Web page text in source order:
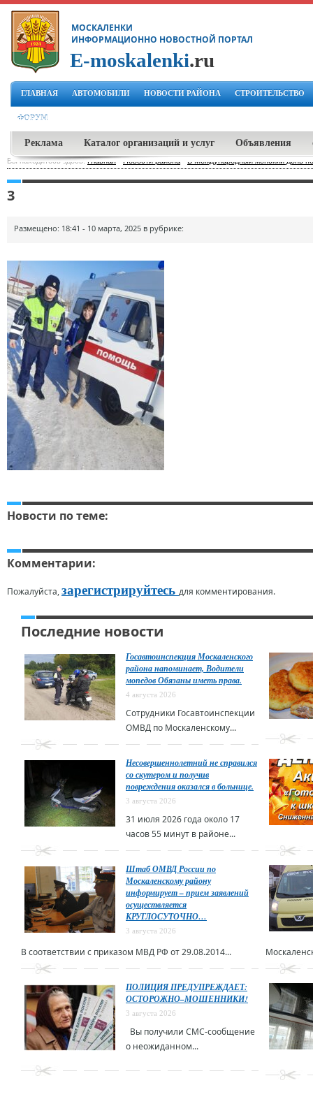
МОСКАЛЕНКИ
ИНФОРМАЦИОННО НОВОСТНОЙ ПОРТАЛ
E-moskalenki.ru
ГЛАВНАЯ АВТОМОБИЛИ НОВОСТИ РАЙОНА СТРОИТЕЛЬСТВО
ФОРУМ
Реклама Каталог организаций и услуг Объявления
Вы находитесь здесь:Главная-Новости района В Международный женский день
3
Размещено: 18:41 - 10 марта, 2025 в рубрике:
Новости по теме:
Комментарии:
Пожалуйста,зарегистрируйтесь для комментирования.
Последние новости
Госавтоинспекция Москаленского
района напоминает, Водители
мопедов Обязаны иметь права.
4 августа 2026
Сотрудники Госавтоинспекции
ОМВД по Москаленскому...
Несовершеннолетний не справился
со скутером и получив
повреждения оказался в больнице.
3 августа 2026
31 июля 2026 года около 17
часов 55 минут в районе...
Штаб ОМВД России по
Москаленскому району
информирует – прием заявлений
осуществляется
КРУГЛОСУТОЧНО…
3 августа 2026
В соответствии с приказом МВД РФ от 29.08.2014...
ПОЛИЦИЯ ПРЕДУПРЕЖДАЕТ:
ОСТОРОЖНО–МОШЕННИКИ!
3 августа 2026
Вы получили СМС-сообщение
о неожиданном...